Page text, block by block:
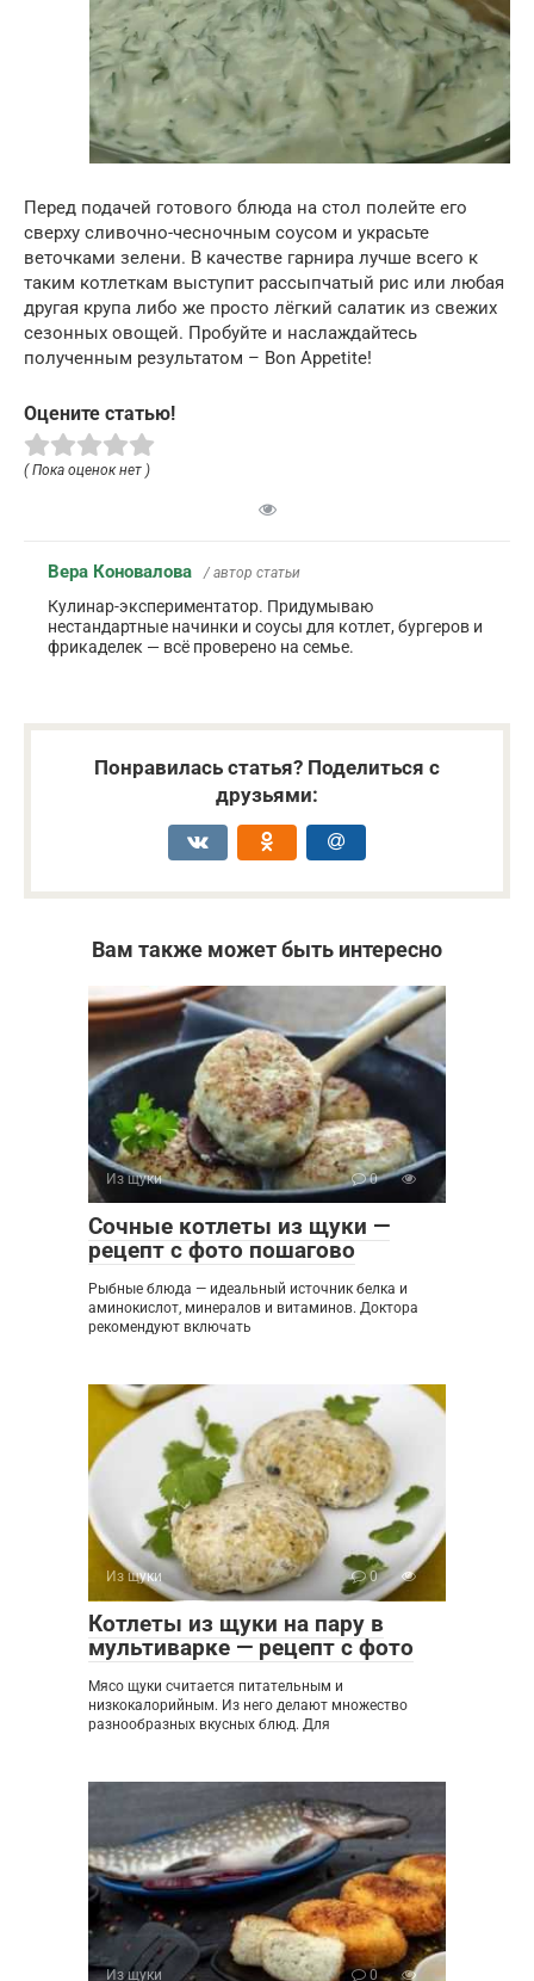
Перед подачей готового блюда на стол полейте его
сверху сливочно-чесночным соусом и украсьте
веточками зелени. В качестве гарнира лучше всего к
таким котлеткам выступит рассыпчатый рис или любая
другая крупа либо же просто лёгкий салатик из свежих
сезонных овощей. Пробуйте и наслаждайтесь
полученным результатом – Bon Appetite!
Оцените статью!
( Пока оценок нет )
Вера Коновалова / автор статьи
Кулинар-экспериментатор. Придумываю
нестандартные начинки и соусы для котлет, бургеров и
фрикаделек — всё проверено на семье.
Понравилась статья? Поделиться с
друзьями:
Вам также может быть интересно
Из щуки 0
Сочные котлеты из щуки —
рецепт с фото пошагово
Рыбные блюда — идеальный источник белка и
аминокислот, минералов и витаминов. Доктора
рекомендуют включать
Из щуки 0
Котлеты из щуки на пару в
мультиварке — рецепт с фото
Мясо щуки считается питательным и
низкокалорийным. Из него делают множество
разнообразных вкусных блюд. Для
Из щуки 0